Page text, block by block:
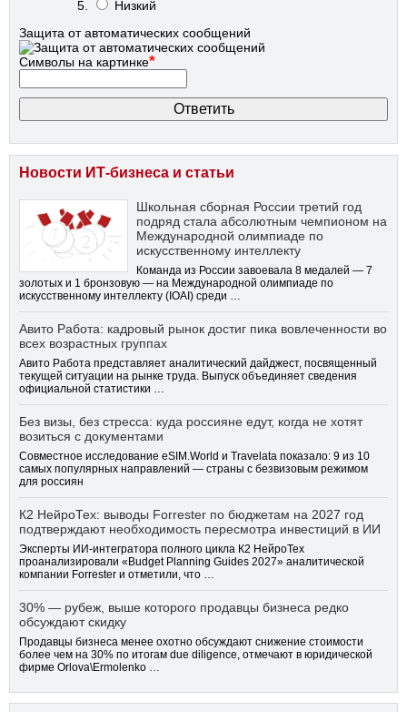
Низкий
Защита от автоматических сообщений
Символы на картинке*
Новости ИТ-бизнеса и статьи
Школьная сборная России третий год
подряд стала абсолютным чемпионом на
Международной олимпиаде по
искусственному интеллекту
Команда из России завоевала 8 медалей — 7
золотых и 1 бронзовую — на Международной олимпиаде по
искусственному интеллекту (IOAI) среди …
Авито Работа: кадровый рынок достиг пика вовлеченности во
всех возрастных группах
Авито Работа представляет аналитический дайджест, посвященный
текущей ситуации на рынке труда. Выпуск объединяет сведения
официальной статистики …
Без визы, без стресса: куда россияне едут, когда не хотят
возиться с документами
Совместное исследование eSIM.World и Travelata показало: 9 из 10
самых популярных направлений — страны с безвизовым режимом
для россиян
К2 НейроТех: выводы Forrester по бюджетам на 2027 год
подтверждают необходимость пересмотра инвестиций в ИИ
Эксперты ИИ-интегратора полного цикла К2 НейроТех
проанализировали «Budget Planning Guides 2027» аналитической
компании Forrester и отметили, что …
30% — рубеж, выше которого продавцы бизнеса редко
обсуждают скидку
Продавцы бизнеса менее охотно обсуждают снижение стоимости
более чем на 30% по итогам due diligence, отмечают в юридической
фирме Orlova\Ermolenko …